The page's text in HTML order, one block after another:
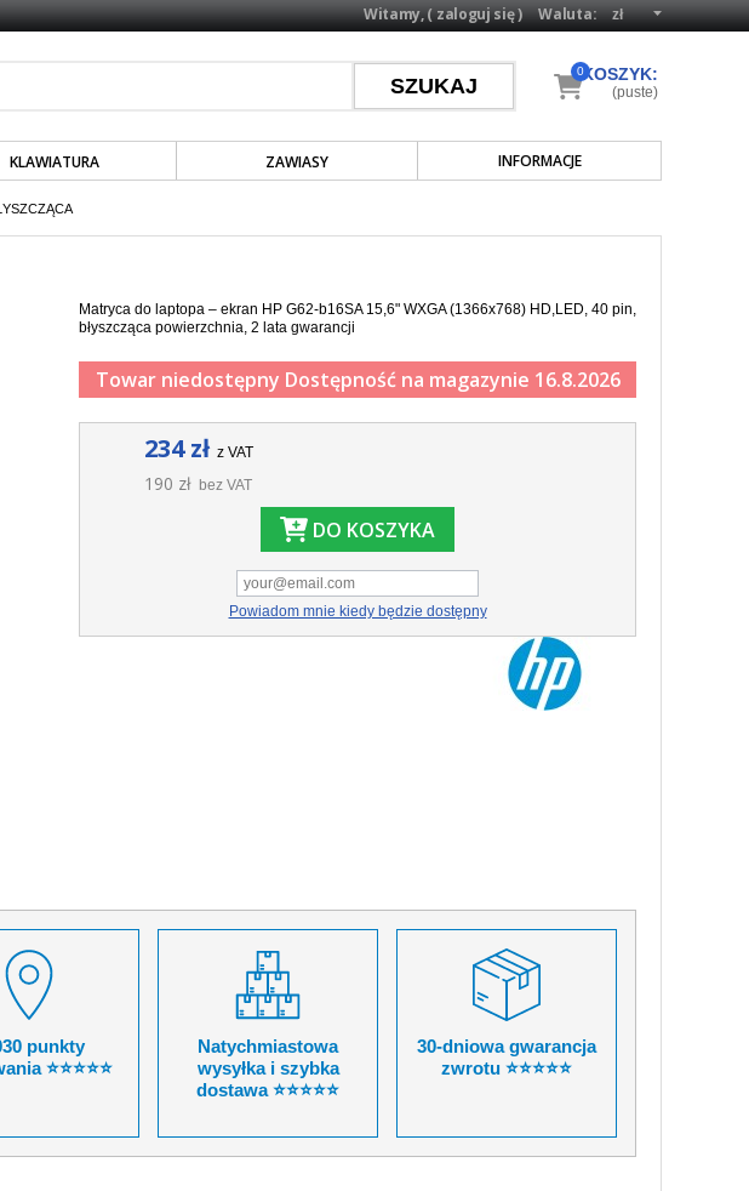
Waluta:
Witamy, (zaloguj się)
KLAWIATURA ZAWIASY INFORMACJE
KOSZYK:
0
(puste)
Matryca do laptopa – ekran HP G62-b16SA 15,6" WXGA (1366x768) HD,LED, 40 pin,
błyszcząca powierzchnia, 2 lata gwarancji
Towar niedostępny Dostępność na magazynie 16.8.2026
234 zł z VAT
190 zł bez VAT
DO KOSZYKA
Powiadom mnie kiedy będzie dostępny
punkty
⭐⭐⭐⭐⭐
Natychmiastowa
wysyłka i szybka
dostawa ⭐⭐⭐⭐⭐
30-dniowa gwarancja
zwrotu ⭐⭐⭐⭐⭐